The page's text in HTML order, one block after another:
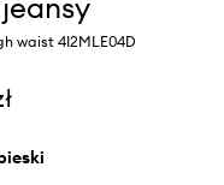
waist 4I2MLE04D